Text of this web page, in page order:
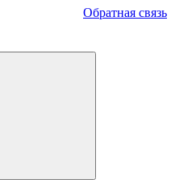
Обратная связь